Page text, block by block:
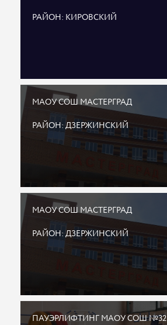
РАЙОН: КИРОВСКИЙ
МАОУ СОШ МАСТЕРГРАД
РАЙОН: ДЗЕРЖИНСКИЙ
МАОУ СОШ МАСТЕРГРАД
РАЙОН: ДЗЕРЖИНСКИЙ
ПАУЭРЛИФТИНГ МАОУ СОШ №32